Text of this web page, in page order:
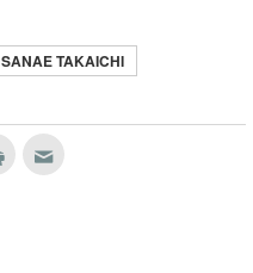
SANAE TAKAICHI